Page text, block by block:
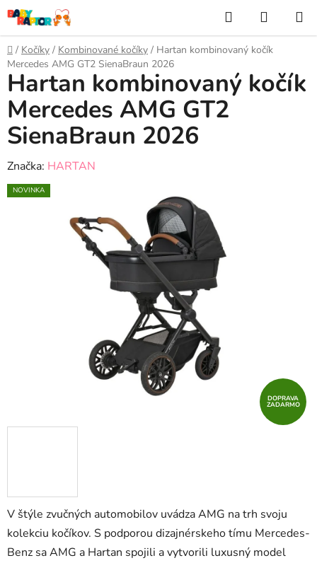
Prejsť
na
obsah
Hľadať
KOŠÍK
Domov
/ Kočíky / Kombinované kočíky / Hartan kombinovaný kočík
Mercedes AMG GT2 SienaBraun 2026
V štýle zvučných automobilov uvádza AMG na trh svoju
kolekciu kočíkov. S podporou dizajnérskeho tímu Mercedes-
Benz sa AMG a Hartan spojili a vytvorili luxusný model
Hartan kombinovaný kočík
Mercedes AMG GT2
SienaBraun 2026
Značka: HARTAN
NOVINKA
DOPRAVA
ZADARMO